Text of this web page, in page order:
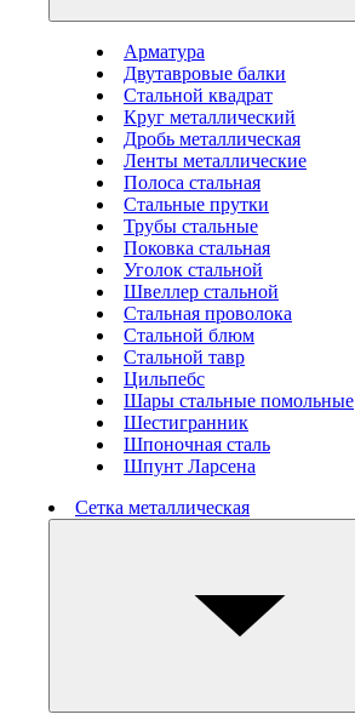
Арматура
Двутавровые балки
Стальной квадрат
Круг металлический
Дробь металлическая
Ленты металлические
Полоса стальная
Стальные прутки
Трубы стальные
Поковка стальная
Уголок стальной
Швеллер стальной
Стальная проволока
Стальной блюм
Стальной тавр
Цильпебс
Шары стальные помольные
Шестигранник
Шпоночная сталь
Шпунт Ларсена
Сетка металлическая